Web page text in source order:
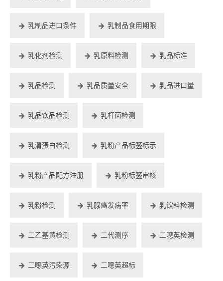
乳制品进口条件 乳制品食用期限
乳化剂检测 乳原料检测 乳品标准
乳品检测 乳品质量安全 乳品进口量
乳品饮品检测 乳杆菌检测
乳清蛋白检测 乳粉产品标签标示
乳粉产品配方注册 乳粉标签审核
乳粉检测 乳腺癌发病率 乳饮料检测
二乙基黄检测 二代测序 二噁英检测
二噁英污染源 二噁英超标